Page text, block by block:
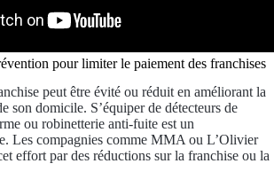
pour limiter le paiement des franchises
peut être évité ou réduit en améliorant la
son domicile. S’équiper de détecteurs de
ou robinetterie anti-fuite est un
Les compagnies comme MMA ou L’Olivier
effort par des réductions sur la franchise ou la